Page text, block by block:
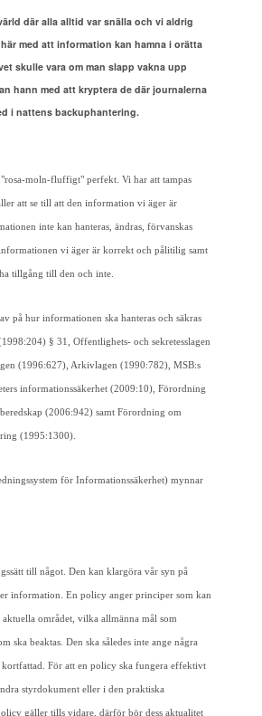
där alla alltid var snälla och vi aldrig
med att information kan hamna i orätta
skulle vara om man slapp vakna upp
hann med att kryptera de där journalerna
i nattens backuphantering.
moln-fluffigt" perfekt. Vi har att tampas
att se till att den information vi äger är
inte kan hanteras, ändras, förvanskas
vi äger är korrekt och pålitilig samt
tillgång till den och inte.
på hur informationen ska hanteras och säkras
§ 31, Offentlighets- och sekretesslagen
(1996:627), Arkivlagen (1990:782), MSB:s
informationssäkerhet (2009:10), Förordning
(2006:942) samt Förordning om
(1995:1300).
för Informationssäkerhet) mynnar
till något. Den kan klargöra vår syn på
information. En policy anger principer som kan
området, vilka allmänna mål som
ska beaktas. Den ska således inte ange några
För att en policy ska fungera effektivt
styrdokument eller i den praktiska
gäller tills vidare, därför bör dess aktualitet